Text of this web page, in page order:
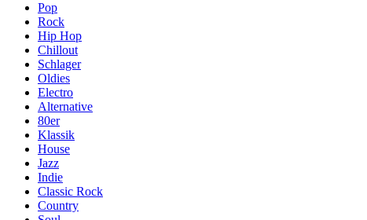
Pop
Rock
Hip Hop
Chillout
Schlager
Oldies
Electro
Alternative
80er
Klassik
House
Jazz
Indie
Classic Rock
Country